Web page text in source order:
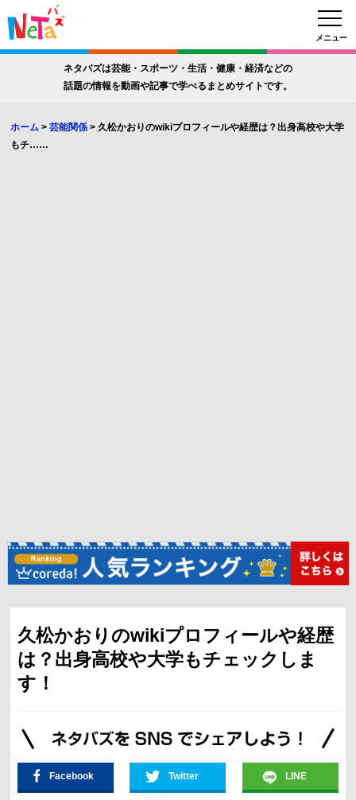
メニュー
ネタバズは芸能・スポーツ・生活・健康・経済などの
話題の情報を動画や記事で学べるまとめサイトです。
ホーム >芸能関係 >久松かおりのwikiプロフィールや経歴は？出身高校や大学
もチ……
久松かおりのwikiプロフィールや経歴
は？出身高校や大学もチェックしま
す！
Facebook Twitter LINE